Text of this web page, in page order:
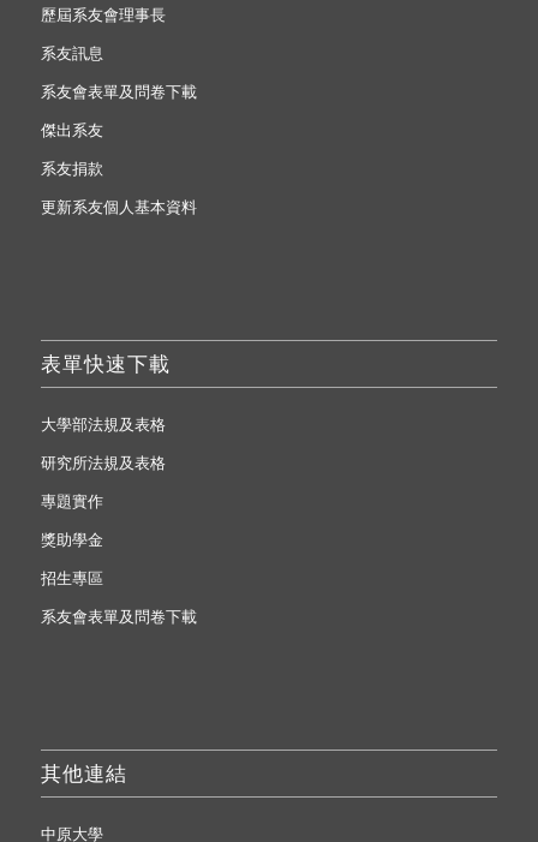
歷屆系友會理事長
系友訊息
系友會表單及問卷下載
傑出系友
系友捐款
更新系友個人基本資料
表單快速下載
大學部法規及表格
研究所法規及表格
專題實作
獎助學金
招生專區
系友會表單及問卷下載
其他連結
中原大學